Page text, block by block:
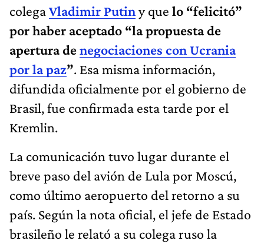
colegaVladimir Putiny que lo “felicitó”
por haber aceptado “la propuesta de
apertura denegociaciones con Ucrania
por la paz”. Esa misma información,
difundida oficialmente por el gobierno de
Brasil, fue confirmada esta tarde por el
Kremlin.
La comunicación tuvo lugar durante el
breve paso del avión de Lula por Moscú,
como último aeropuerto del retorno a su
país. Según la nota oficial, el jefe de Estado
brasileño le relató a su colega ruso la